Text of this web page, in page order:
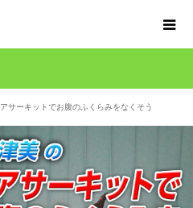
サーキットでお腹のふくらみをなくそう